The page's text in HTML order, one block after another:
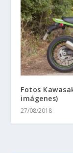
Fotos
imágenes)
27/08/2018